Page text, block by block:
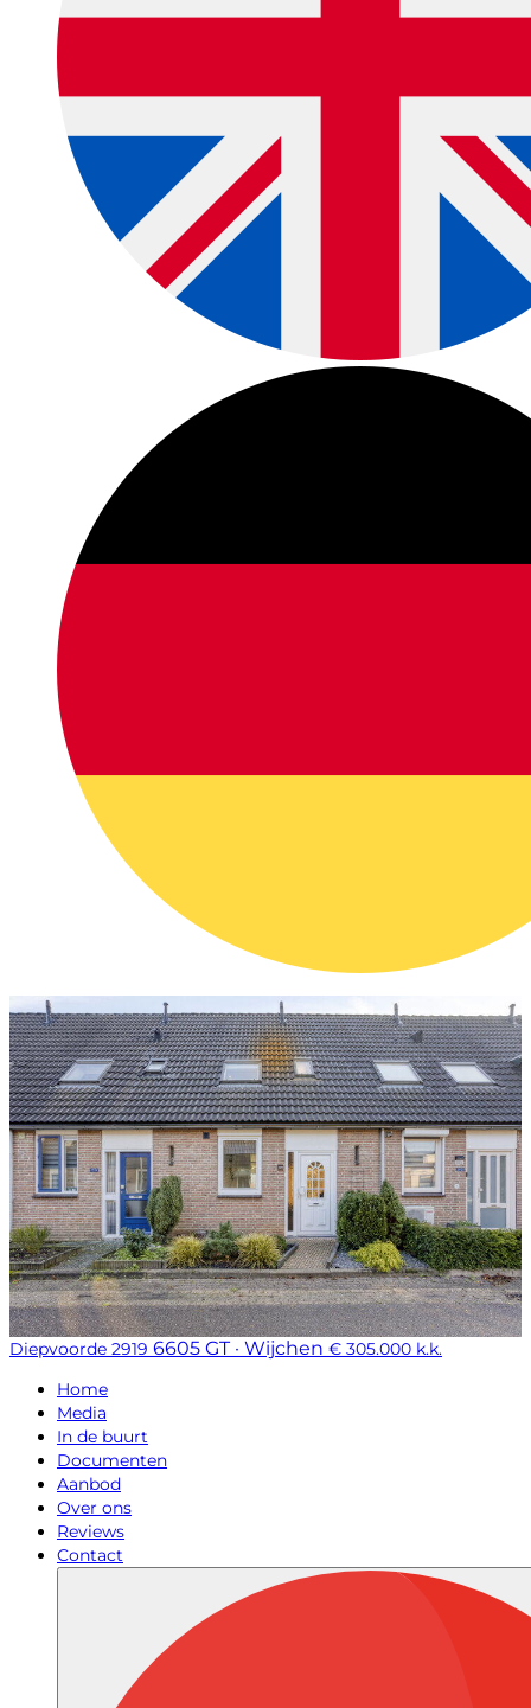
Diepvoorde 2919 6605 GT · Wijchen € 305.000 k.k.
Home
Media
In de buurt
Documenten
Aanbod
Over ons
Reviews
Contact